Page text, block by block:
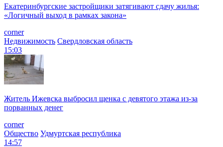
Екатеринбургские застройщики затягивают сдачу жилья:
«Логичный выход в рамках закона»
corner
Недвижимость Свердловская область
15:03
Житель Ижевска выбросил щенка с девятого этажа из-за
порванных денег
corner
Общество Удмуртская республика
14:57